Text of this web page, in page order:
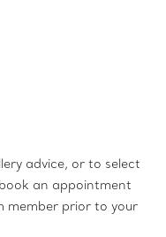
advice, or to select
an appointment
member prior to your